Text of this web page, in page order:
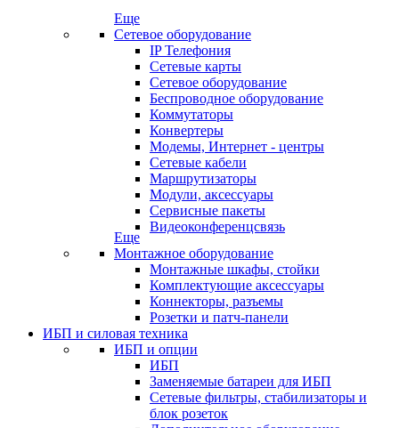
Еще
Сетевое оборудование
IP Телефония
Сетевые карты
Сетевое оборудование
Беспроводное оборудование
Коммутаторы
Конвертеры
Модемы, Интернет - центры
Сетевые кабели
Маршрутизаторы
Модули, аксессуары
Сервисные пакеты
Видеоконференцсвязь
Еще
Монтажное оборудование
Монтажные шкафы, стойки
Комплектующие аксессуары
Коннекторы, разъемы
Розетки и патч-панели
ИБП и силовая техника
ИБП и опции
ИБП
Заменяемые батареи для ИБП
Сетевые фильтры, стабилизаторы и
блок розеток